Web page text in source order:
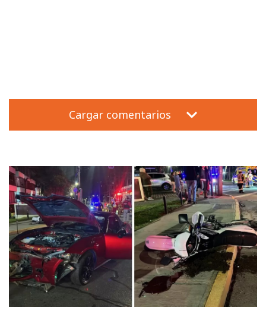
Cargar comentarios